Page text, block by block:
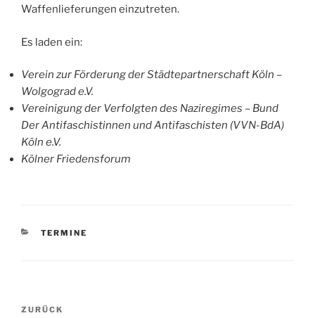
Waffenlieferungen einzutreten.
Es laden ein:
Verein zur Förderung der Städtepartnerschaft Köln –
Wolgograd e.V.
Vereinigung der Verfolgten des Naziregimes – Bund
Der Antifaschistinnen und Antifaschisten (VVN-BdA)
Köln e.V.
Kölner Friedensforum
KATEGORIEN
TERMINE
Beitragsnavigation
Vorheriger
ZURÜCK